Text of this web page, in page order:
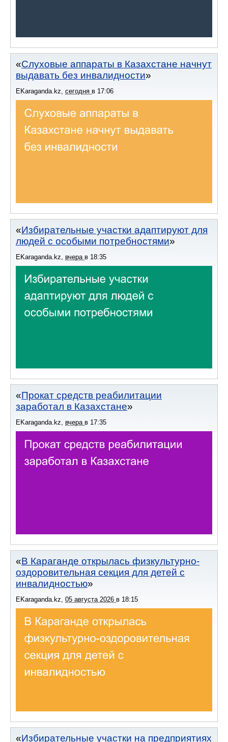
Слуховые аппараты в Казахстане начнут
выдавать без инвалидности
EKaraganda.kz сегодня в 17:06
Избирательные участки адаптируют для
людей с особыми потребностями
EKaraganda.kz вчера в 18:35
Прокат средств реабилитации
заработал в Казахстане
EKaraganda.kz, вчера в 17:35
В Караганде открылась физкультурно-
оздоровительная секция для детей с
инвалидностью
EKaraganda.kz, 05 августа 2026 в 18:15
Избирательные участки на предприятиях